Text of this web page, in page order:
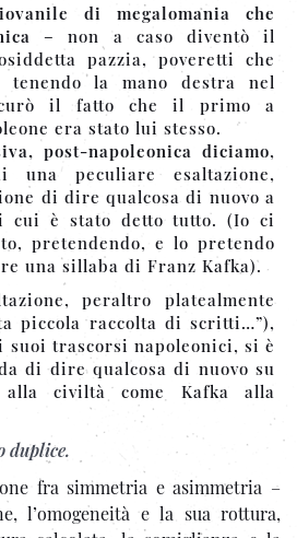
di megalomania che
– non a caso diventò il
pazzia, poveretti che
tenendo la mano destra nel
il fatto che il primo a
era stato lui stesso.
post-napoleonica diciamo,
una peculiare esaltazione,
di dire qualcosa di nuovo a
cui è stato detto tutto. (Io ci
pretendendo, e lo pretendo
una sillaba di Franz Kafka).
peraltro platealmente
piccola raccolta di scritti…”),
suoi trascorsi napoleonici, si è
di dire qualcosa di nuovo su
alla civiltà come Kafka alla
duplice.
fra simmetria e asimmetria –
l’omogeneità e la sua rottura,